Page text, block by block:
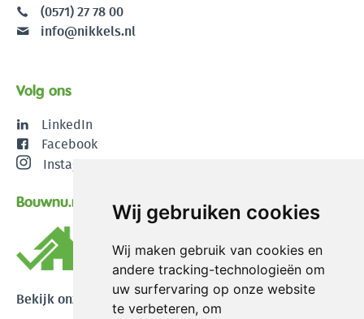
Wij gebruiken cookies
Wij maken gebruik van cookies en
andere tracking-technologieën om
uw surfervaring op onze website
te verbeteren, om
(0571) 27 78 00
info@nikkels.nl
Volg ons
LinkedIn
Facebook
Instagram
Bouwnu.nl
Bekijk onze reviews